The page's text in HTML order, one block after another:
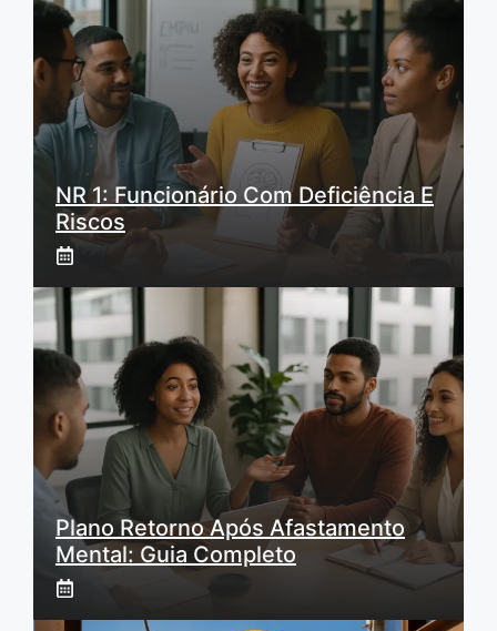
NR 1: Funcionário Com Deficiência E
Riscos
Plano Retorno Após Afastamento
Mental: Guia Completo